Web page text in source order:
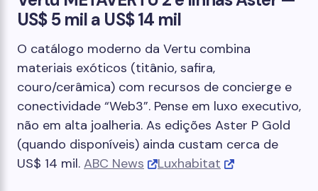
US$ 5 mil a US$ 14 mil
O catálogo moderno da Vertu combina
materiais exóticos (titânio, safira,
couro/cerâmica) com recursos de concierge e
conectividade “Web3”. Pense em luxo executivo,
não em alta joalheria. As edições Aster P Gold
(quando disponíveis) ainda custam cerca de
US$ 14 mil. ABC News Luxhabitat